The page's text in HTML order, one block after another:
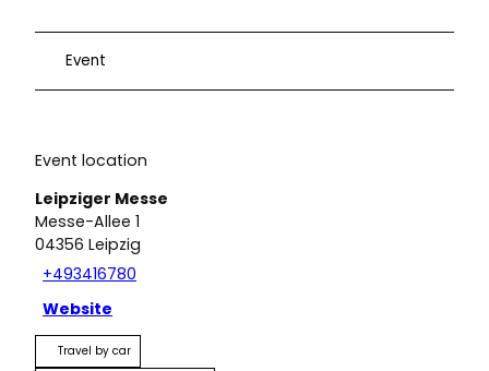
Event
Event location
Leipziger Messe
Messe-Allee 1
04356 Leipzig
+493416780
Website
Travel by car